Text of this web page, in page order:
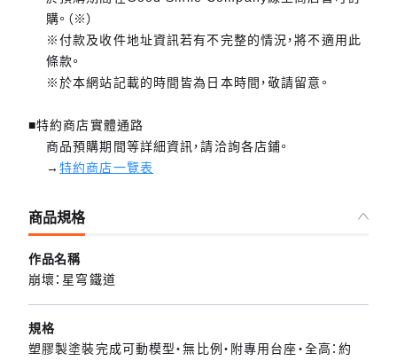
購。（※）
※付款及收件地址資訊若有不完整的情況，將不適用此
條款。
※於本網站記載的時間皆為日本時間，敬請留意。
■特約商店實體通路
商品預購期間等詳細資訊，請洽詢各店鋪。
→特約商店一覽表
商品規格
作品名稱
崩壞：星穹鐵道
規格
塑膠製塗裝完成可動模型・無比例・附專用台座・全高：約